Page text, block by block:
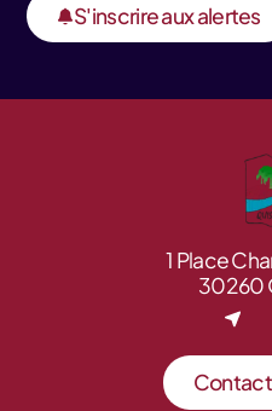
S'inscrire aux alertes
1 Place
30260